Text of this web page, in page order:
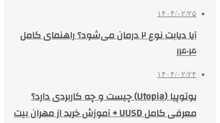
۱۴۰۴/۰۲/۲۵
آیا دیابت نوع ۲ درمان می‌شود؟ راهنمای کامل
۱۴۰۴
۱۴۰۴/۰۲/۲۴
یوتوپیا (Utopia) چیست و چه کاربردی دارد؟
معرفی کامل UUSD + آموزش خرید از مهران بیت